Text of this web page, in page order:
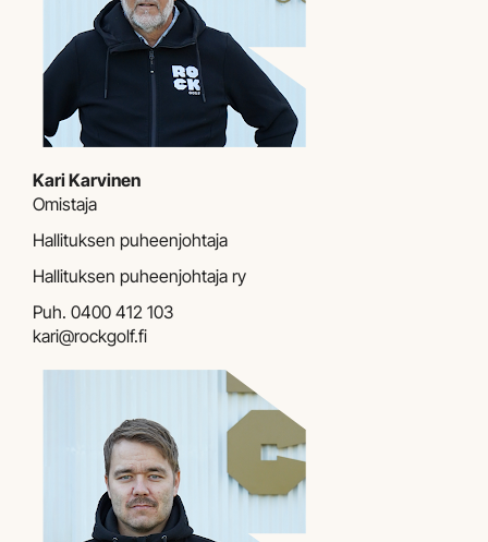
Kari Karvinen
Omistaja
Hallituksen puheenjohtaja
Hallituksen puheenjohtaja ry
Puh. 0400 412 103
kari@rockgolf.fi